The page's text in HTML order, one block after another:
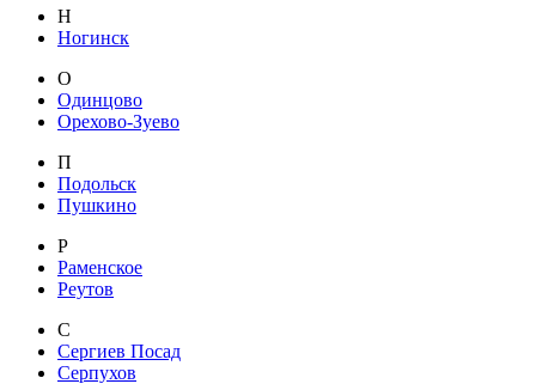
Н
Ногинск
О
Одинцово
Орехово-Зуево
П
Подольск
Пушкино
Р
Раменское
Реутов
С
Сергиев Посад
Серпухов